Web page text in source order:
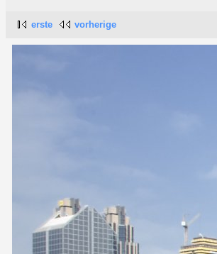
erste vorherige